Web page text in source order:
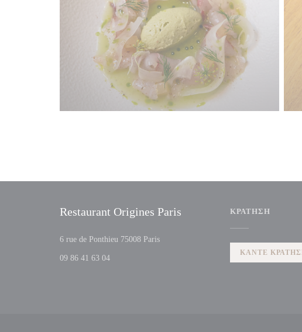
Restaurant Origines Paris
6 rue de Ponthieu 75008 Paris((ανοίγει σε νέο παράθυρο))
09 86 41 63 04
ΚΡΆΤΗΣΗ
ΚΆΝΤΕ